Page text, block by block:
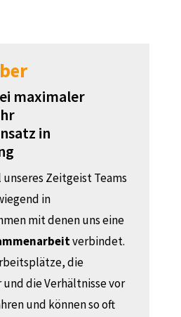
maximaler
in
Zeitgeist Teams
in
mit denen uns eine
verbindet.
die
die Verhältnisse vor
und können so oft